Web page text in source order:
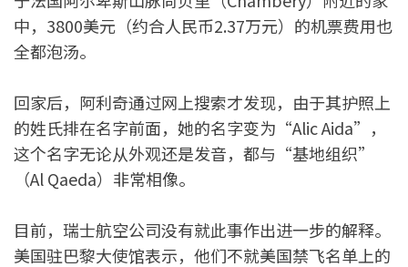
中，3800美元（约合人民币2.37万元）的机票费用也
全都泡汤。
回家后，阿利奇通过网上搜索才发现，由于其护照上
的姓氏排在名字前面，她的名字变为“Alic Aida”，
这个名字无论从外观还是发音，都与“基地组织”
（Al Qaeda）非常相像。
目前，瑞士航空公司没有就此事作出进一步的解释。
美国驻巴黎大使馆表示，他们不就美国禁飞名单上的